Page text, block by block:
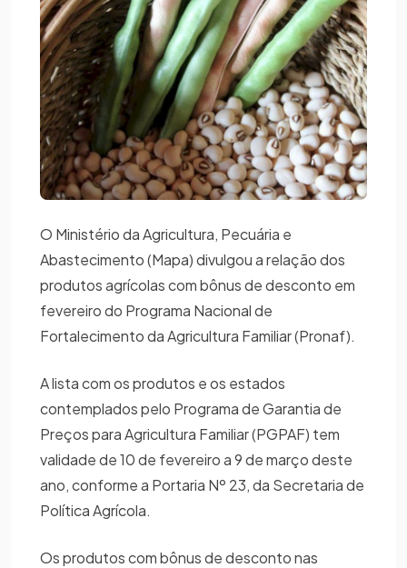
O Ministério da Agricultura, Pecuária e
Abastecimento (Mapa) divulgou a relação dos
produtos agrícolas com bônus de desconto em
fevereiro do Programa Nacional de
Fortalecimento da Agricultura Familiar (Pronaf).
A lista com os produtos e os estados
contemplados pelo Programa de Garantia de
Preços para Agricultura Familiar (PGPAF) tem
validade de 10 de fevereiro a 9 de março deste
ano, conforme a Portaria Nº 23, da Secretaria de
Política Agrícola.
Os produtos com bônus de desconto nas